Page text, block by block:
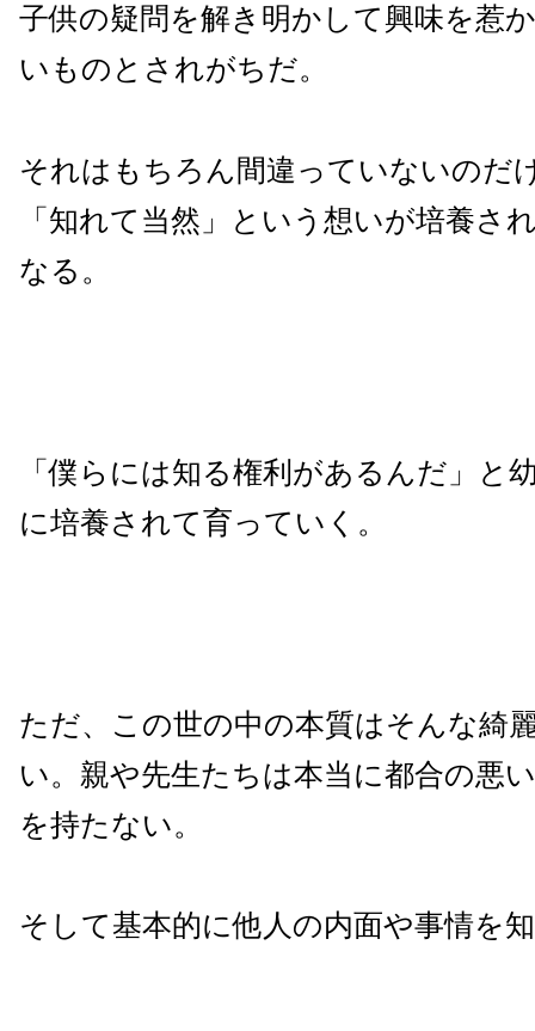
子供の疑問を解き明かして興味を惹
いものとされがちだ。
それはもちろん間違っていないのだ
「知れて当然」という想いが培養さ
なる。
「僕らには知る権利があるんだ」と
に培養されて育っていく。
ただ、この世の中の本質はそんな綺
い。親や先生たちは本当に都合の悪
を持たない。
そして基本的に他人の内面や事情を